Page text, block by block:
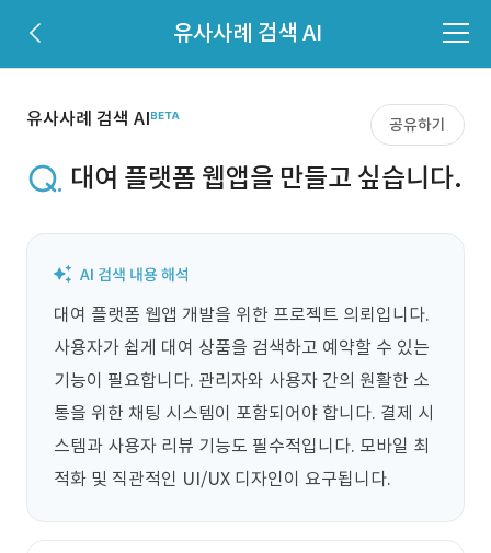
유사사례 검색 AI
유사사례 검색 AI 공유하기
대여 플랫폼 웹앱을 만들고 싶습니다.
대여 플랫폼 웹앱 개발을 위한 프로젝트 의뢰입니다.
사용자가 쉽게 대여 상품을 검색하고 예약할 수 있는
기능이 필요합니다. 관리자와 사용자 간의 원활한 소
통을 위한 채팅 시스템이 포함되어야 합니다. 결제 시
스템과 사용자 리뷰 기능도 필수적입니다. 모바일 최
적화 및 직관적인 UI/UX 디자인이 요구됩니다.